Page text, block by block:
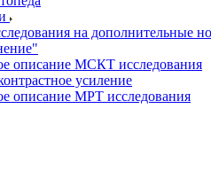
на дополнительные
описание МСКТ исследования
усиление
описание МРТ исследования